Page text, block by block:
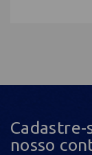
nosso